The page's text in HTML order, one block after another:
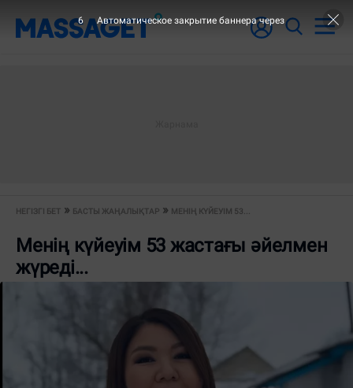
НЕГІЗГІ БЕТ БАСТЫ ЖАҢАЛЫҚТАР МЕНІҢ КҮЙЕУІМ 53...
Менің күйеуім 53 жастағы әйелмен
жүреді...
6 Автоматическое закрытие баннера через